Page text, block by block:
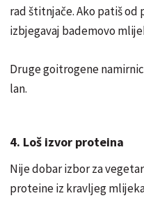
rad štitnjače. Ako patiš od
izbjegavaj bademovo
Druge goitrogene
lan.
4. Loš izvor proteina
Nije dobar izbor za
proteine ​​iz kravljeg